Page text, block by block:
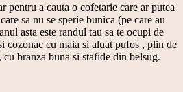
pentru a cauta o cofetarie care ar putea
sa nu se sperie bunica (pe care au
asta este randul tau sa te ocupi de
cozonac cu maia si aluat pufos , plin de
cu branza buna si stafide din belsug.